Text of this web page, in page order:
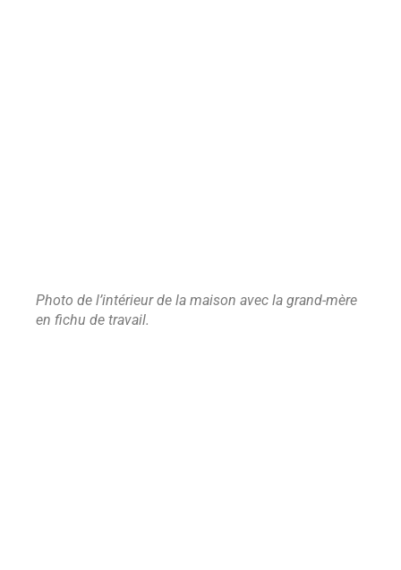
Photo de l’intérieur de la maison avec la grand-mère
en fichu de travail.